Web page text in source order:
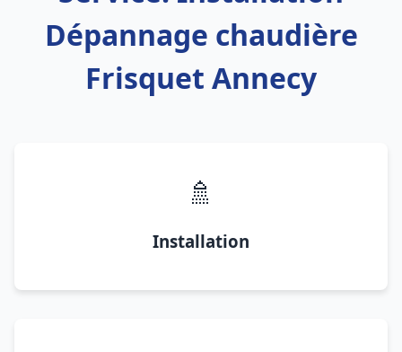
Dépannage chaudière
Frisquet Annecy
🚿
Installation